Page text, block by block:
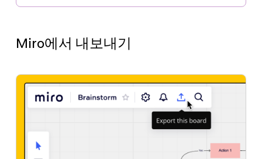
Miro에서 내보내기